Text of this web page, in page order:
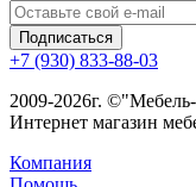
+7 (930) 833-88-03
2009-2026г.
Интернет магазин
Компания